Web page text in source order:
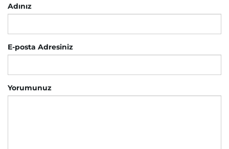
Adınız
E-posta Adresiniz
Yorumunuz